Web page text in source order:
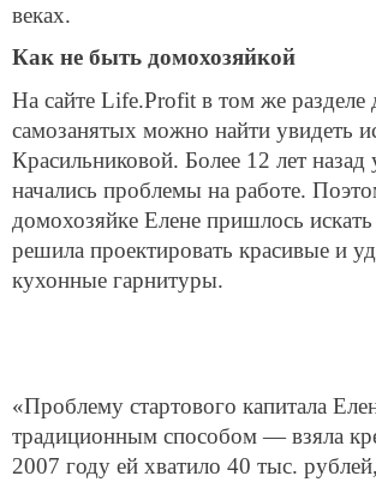
веках.
Как не быть домохозяйкой
На сайте Life.Profit в том же разделе
самозанятых можно найти увидеть
Красильниковой. Более 12 лет назад
начались проблемы на работе.
домохозяйке Елене пришлось
решила проектировать красивые и
кухонные гарнитуры.
«Проблему стартового капитала
традиционным способом — взяла
2007 году ей хватило 40 тыс.